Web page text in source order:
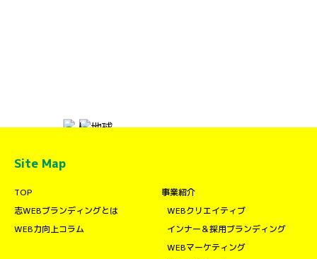
Site Map
TOP
志WEBブランディングとは
WEB力向上コラム
事業紹介
WEBクリエイティブ
インナー＆採用ブランディング
WEBマーケティング